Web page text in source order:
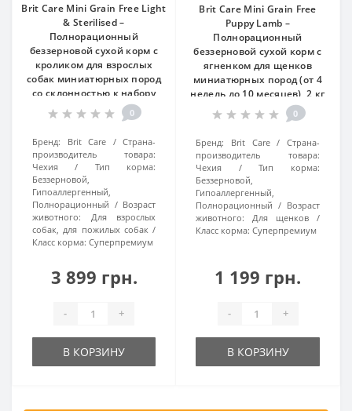
Brit Care Mini Grain Free Light
& Sterilised –
Полнорационный
беззерновой сухой корм с
кроликом для взрослых
собак миниатюрных пород
со склонностью к набору
веса или после
стерилизации/кастрации, 7
0
Бренд: Brit Care
Страна-
производитель товара:
Чехия
Тип корма:
Беззерновой,
Гипоаллергенный,
Полнорационный
Возраст
животного:
Для взрослых
собак, для пожилых собак
Класс корма: Суперпремиум
3 899 грн.
- +
В КОРЗИНУ
Brit Care Mini Grain Free
Puppy Lamb –
Полнорационный
беззерновой сухой корм с
ягненком для щенков
миниатюрных пород (от 4
недель до 10 месяцев), 2 кг
0
Бренд: Brit Care
Страна-
производитель товара:
Чехия
Тип корма:
Беззерновой,
Гипоаллергенный,
Полнорационный
Возраст
животного:
Для щенков
Класс корма: Суперпремиум
1 199 грн.
- +
В КОРЗИНУ